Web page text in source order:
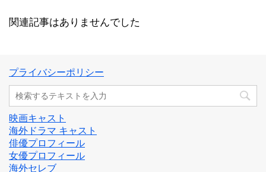
関連記事はありませんでした
プライバシーポリシー
映画キャスト
海外ドラマ キャスト
俳優プロフィール
女優プロフィール
海外セレブ